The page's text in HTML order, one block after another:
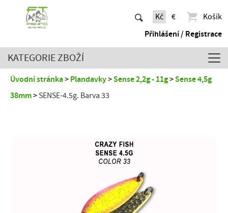
Kč €
Košík
Přihlášení / Registrace
KATEGORIE ZBOŽÍ
Úvodní stránka Plandavky Sense 2,2g - 11g
Sense 4,5g
38mm
SENSE-4.5g. Barva 33